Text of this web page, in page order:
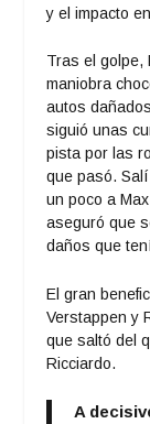
y el impacto
Tras el golpe,
maniobra
autos
siguió unas
pista por las
que pasó.
un poco a
aseguró que
daños que
El gran
Verstappen y
que saltó del
Ricciardo.
A